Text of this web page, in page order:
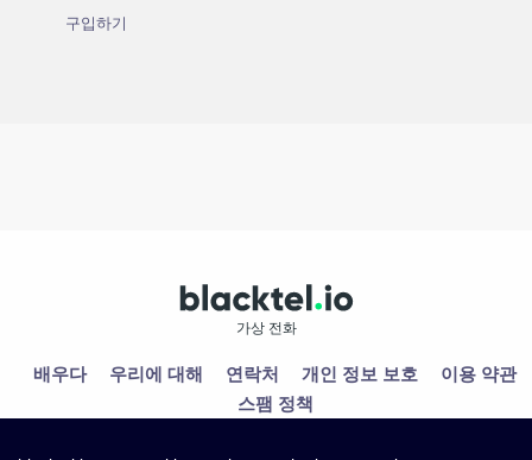
구입하기
가상 전화
배우다 우리에 대해 연락처 개인 정보 보호
이용 약관
스팸 정책